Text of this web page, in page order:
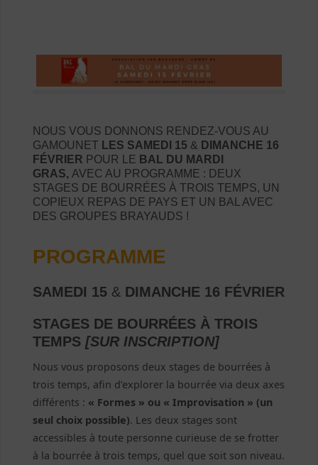
NOUS VOUS DONNONS RENDEZ-VOUS AU
GAMOUNET LES SAMEDI 15 & DIMANCHE 16
FÉVRIER POUR LE BAL DU MARDI
GRAS, AVEC AU PROGRAMME : DEUX
STAGES DE BOURRÉES À TROIS TEMPS, UN
COPIEUX REPAS DE PAYS ET UN BAL AVEC
DES GROUPES BRAYAUDS !
PROGRAMME
SAMEDI 15 & DIMANCHE 16 FÉVRIER
STAGES DE BOURRÉES À TROIS
TEMPS [SUR INSCRIPTION]
Nous vous proposons deux stages de bourrées à
trois temps, afin d’explorer la bourrée via deux axes
différents : « Formes » ou « Improvisation » (un
seul choix possible). Les deux stages sont
accessibles à toute personne curieuse de se frotter
à la bourrée à trois temps, quel que soit son niveau.